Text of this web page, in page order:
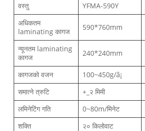
वस्तु YFMA-590Y
अधिकतम
laminating कागज
590*760mm
न्यूनतम laminating
कागज
240*240mm
कागजको वजन 100~450g/ã¡
समात्ने त्रुटि
+_२ मिमी
लमिनेटिंग गति
0~80m/मिनेट
शक्ति
२० किलोवाट